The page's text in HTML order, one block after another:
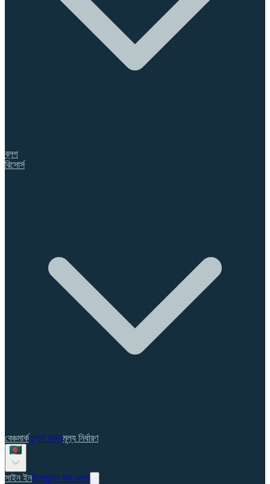
ব্লগ
রিসোর্স
বেঞ্চমার্কতুলনা করুনমূল্য নির্ধারণ
সাইন ইনবিনামূল্যে শুরু করুন